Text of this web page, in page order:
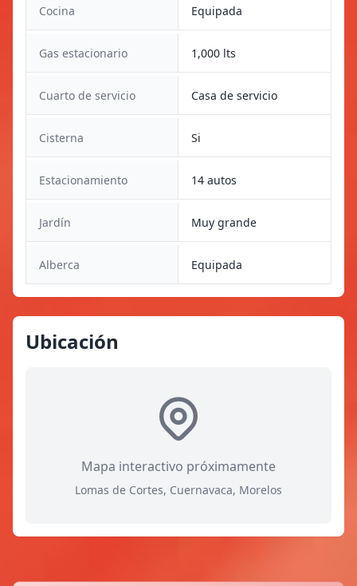
Cocina Equipada
Gas estacionario 1,000 lts
Cuarto de servicio Casa de servicio
Cisterna Si
Estacionamiento 14 autos
Jardín Muy grande
Alberca Equipada
Ubicación
Mapa interactivo próximamente
Lomas de Cortes, Cuernavaca, Morelos